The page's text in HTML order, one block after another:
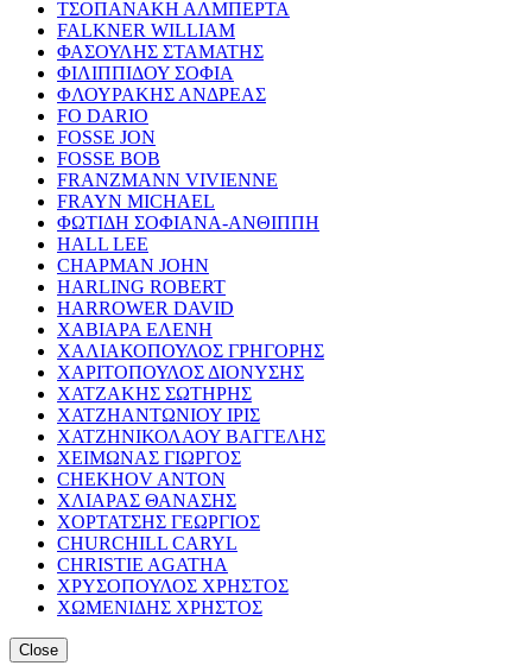
ΤΣΟΠΑΝΑΚΗ ΑΛΜΠΕΡΤΑ
FALKNER WILLIAM
ΦΑΣΟΥΛΗΣ ΣΤΑΜΑΤΗΣ
ΦΙΛΙΠΠΙΔΟΥ ΣΟΦΙΑ
ΦΛΟΥΡΑΚΗΣ ΑΝΔΡΕΑΣ
FO DARIO
FOSSE JON
FOSSE BOB
FRANZMANN VIVIENNE
FRAYN MICHAEL
ΦΩΤΙΔΗ ΣΟΦΙΑΝΑ-ΑΝΘΙΠΠΗ
HALL LEE
CHAPMAN JOHN
HARLING ROBERT
HARROWER DAVID
ΧΑΒΙΑΡΑ ΕΛΕΝΗ
ΧΑΛΙΑΚΟΠΟΥΛΟΣ ΓΡΗΓΟΡΗΣ
ΧΑΡΙΤΟΠΟΥΛΟΣ ΔΙΟΝΥΣΗΣ
ΧΑΤΖΑΚΗΣ ΣΩΤΗΡΗΣ
ΧΑΤΖΗΑΝΤΩΝΙΟΥ ΙΡΙΣ
ΧΑΤΖΗΝΙΚΟΛΑΟΥ ΒΑΓΓΕΛΗΣ
ΧΕΙΜΩΝΑΣ ΓΙΩΡΓΟΣ
CHEKHOV ANTON
ΧΛΙΑΡΑΣ ΘΑΝΑΣΗΣ
ΧΟΡΤΑΤΣΗΣ ΓΕΩΡΓΙΟΣ
CHURCHILL CARYL
CHRISTIE AGATHA
ΧΡΥΣΟΠΟΥΛΟΣ ΧΡΗΣΤΟΣ
ΧΩΜΕΝΙΔΗΣ ΧΡΗΣΤΟΣ
Close